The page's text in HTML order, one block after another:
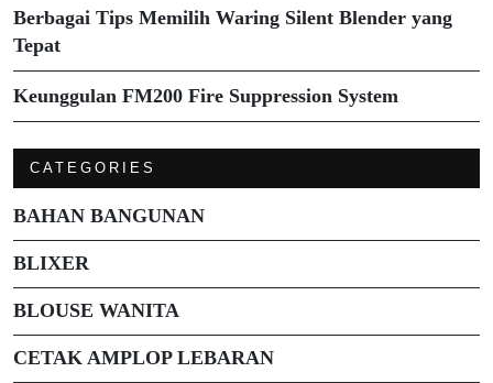
Berbagai Tips Memilih Waring Silent Blender yang
Tepat
Keunggulan FM200 Fire Suppression System
CATEGORIES
BAHAN BANGUNAN
BLIXER
BLOUSE WANITA
CETAK AMPLOP LEBARAN